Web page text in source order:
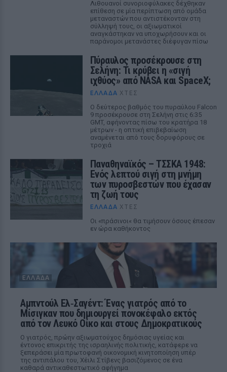
Λιθουανοί συνοριοφύλακες δέχθηκαν
επίθεση σε μία περίπτωση από ομάδα
μεταναστών που αντιστέκονταν στη
σύλληψή τους, οι αξιωματικοί
αναγκάστηκαν να υποχωρήσουν και οι
παράνομοι μετανάστες διέφυγαν πίσω
Πύραυλος προσέκρουσε στη
Σελήνη: Τι κρύβει η «σιγή
ιχθύος» από NASA και SpaceX;
ΕΛΛΆΔΑ ΧΤΕΣ
Ο δεύτερος βαθμός του πυραύλου Falcon
9 προσέκρουσε στη Σελήνη στις 6:35
GMT, αφήνοντας πίσω του κρατήρα 18
μέτρων - η οπτική επιβεβαίωση
αναμένεται από τους δορυφόρους σε
τροχιά
Παναθηναϊκός – ΤΣΣΚΑ 1948:
Ενός λεπτού σιγή στη μνήμη
των πυροσβεστών που έχασαν
τη ζωή τους
ΕΛΛΆΔΑ ΧΤΕΣ
Οι «πράσινοι« θα τιμήσουν όσους έπεσαν
εν ώρα καθήκοντος
ΕΛΛΆΔΑ
Αμπντούλ Ελ‑Σαγέντ: Ένας γιατρός από το
Μίσιγκαν που δημιουργεί πονοκέφαλο εκτός
από τον Λευκό Οίκο και στους Δημοκρατικούς
Ο γιατρός, πρώην αξιωματούχος δημόσιας υγείας και
έντονος επικριτής της ισραηλινής πολιτικής, κατάφερε να
ξεπεράσει μία πρωτοφανή οικονομική κινητοποίηση υπέρ
της αντιπάλου του, Χέιλι Στίβενς βασιζόμενος σε ένα
καθαρά αντικαθεστωτικό αφήγημα